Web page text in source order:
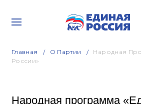
Главная О Партии
Народная
России»
Народная программа